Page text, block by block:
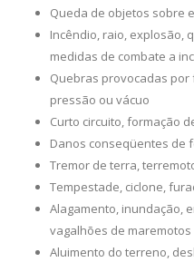
Queda de objetos sobre
Incêndio, raio, explosão,
medidas de combate a
Quebras provocadas
pressão ou vácuo
Curto circuito, formação
Danos conseqüentes de
Tremor de terra,
Tempestade, ciclone,
Alagamento, inundação,
vagalhões de maremotos
Aluimento do terreno,